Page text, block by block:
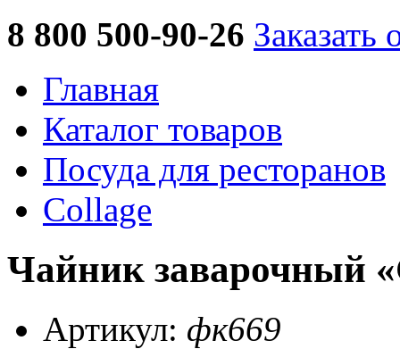
8 800 500-90-26 Заказать
Главная
Каталог товаров
Посуда для ресторанов
Collage
Чайник заварочный
Артикул: фк669